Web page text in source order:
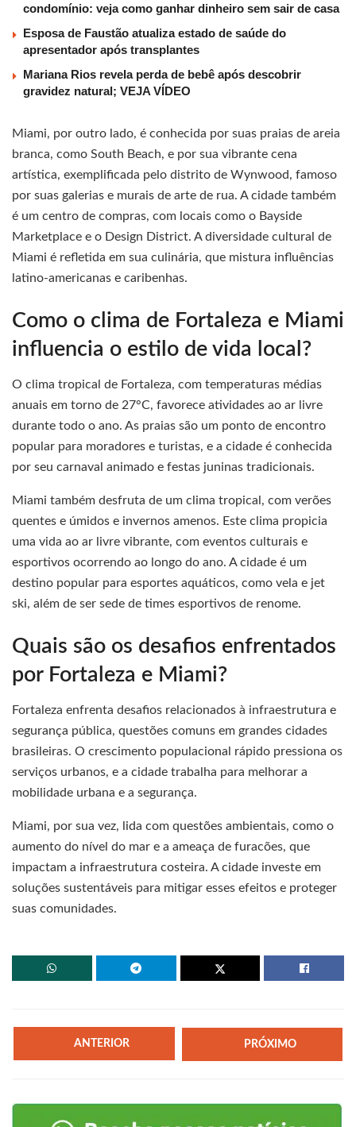
condomínio: veja como ganhar dinheiro sem sair de casa
Esposa de Faustão atualiza estado de saúde do
apresentador após transplantes
Mariana Rios revela perda de bebê após descobrir
gravidez natural; VEJA VÍDEO
Miami, por outro lado, é conhecida por suas praias de areia
branca, como South Beach, e por sua vibrante cena
artística, exemplificada pelo distrito de Wynwood, famoso
por suas galerias e murais de arte de rua. A cidade também
é um centro de compras, com locais como o Bayside
Marketplace e o Design District. A diversidade cultural de
Miami é refletida em sua culinária, que mistura influências
latino-americanas e caribenhas.
Como o clima de Fortaleza e Miami
influencia o estilo de vida local?
O clima tropical de Fortaleza, com temperaturas médias
anuais em torno de 27°C, favorece atividades ao ar livre
durante todo o ano. As praias são um ponto de encontro
popular para moradores e turistas, e a cidade é conhecida
por seu carnaval animado e festas juninas tradicionais.
Miami também desfruta de um clima tropical, com verões
quentes e úmidos e invernos amenos. Este clima propicia
uma vida ao ar livre vibrante, com eventos culturais e
esportivos ocorrendo ao longo do ano. A cidade é um
destino popular para esportes aquáticos, como vela e jet
ski, além de ser sede de times esportivos de renome.
Quais são os desafios enfrentados
por Fortaleza e Miami?
Fortaleza enfrenta desafios relacionados à infraestrutura e
segurança pública, questões comuns em grandes cidades
brasileiras. O crescimento populacional rápido pressiona os
serviços urbanos, e a cidade trabalha para melhorar a
mobilidade urbana e a segurança.
Miami, por sua vez, lida com questões ambientais, como o
aumento do nível do mar e a ameaça de furacões, que
impactam a infraestrutura costeira. A cidade investe em
soluções sustentáveis para mitigar esses efeitos e proteger
suas comunidades.
ANTERIOR PRÓXIMO